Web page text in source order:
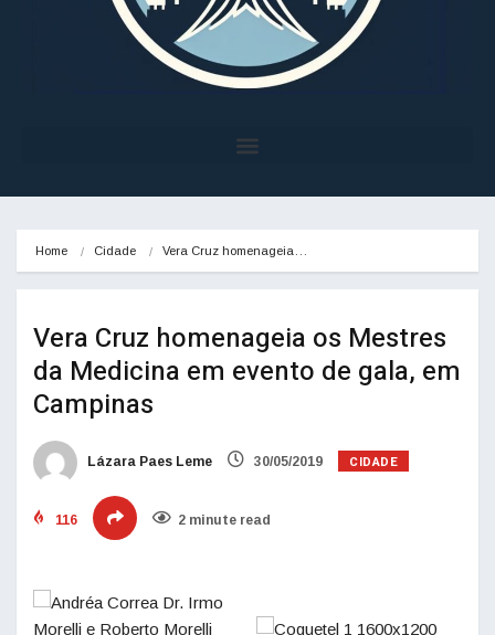
Home Cidade Vera Cruz homenageia…
Vera Cruz homenageia os Mestres
da Medicina em evento de gala, em
Campinas
Lázara Paes Leme 30/05/2019 CIDADE
116 2 minute read